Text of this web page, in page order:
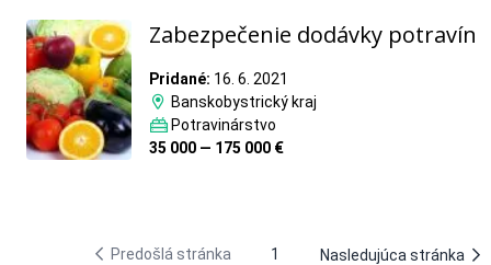
Zabezpečenie dodávky potravín
Pridané: 16. 6. 2021
Banskobystrický kraj
Potravinárstvo
35 000 — 175 000 €
Predošlá stránka 1 Nasledujúca stránka